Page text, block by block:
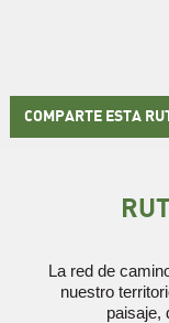
COMPARTE ESTA
La red de
nuestro
paisaje,